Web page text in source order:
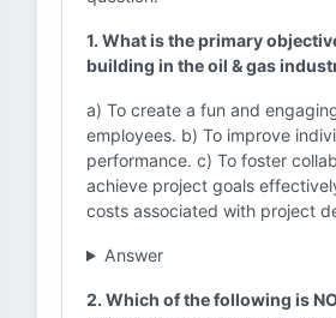
1. What is the primary
building in the oil & gas
a) To create a fun and
employees. b) To improve
performance. c) To foster
achieve project goals
costs associated with project
Answer
2. Which of the following is